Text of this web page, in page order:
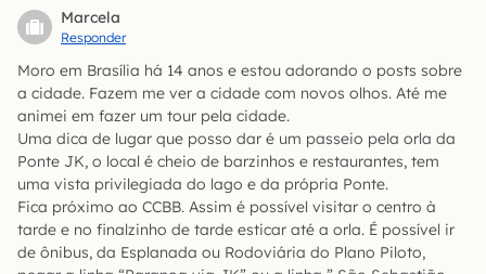
Marcela
Responder
Moro em Brasília há 14 anos e estou adorando o posts sobre
a cidade. Fazem me ver a cidade com novos olhos. Até me
animei em fazer um tour pela cidade.
Uma dica de lugar que posso dar é um passeio pela orla da
Ponte JK, o local é cheio de barzinhos e restaurantes, tem
uma vista privilegiada do lago e da própria Ponte.
Fica próximo ao CCBB. Assim é possível visitar o centro à
tarde e no finalzinho de tarde esticar até a orla. É possível ir
de ônibus, da Esplanada ou Rodoviária do Plano Piloto,